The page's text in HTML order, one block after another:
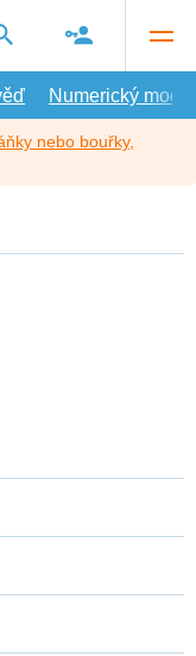
Numerický model
nebo bouřky,